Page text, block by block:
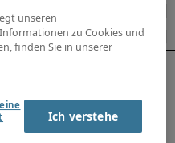
unseren
zu Cookies und
finden Sie in unserer
Ich verstehe